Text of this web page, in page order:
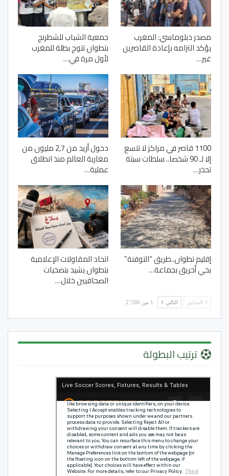
مصدر دبلوماسي: المغرب
يؤكد التزامه بإعادة القاصرين
غير…
جمعية الشباب للشطرنج
بتطوان تتوج بطلة للمغرب
لأول مرة في…
1100 قاصر في مراكز لا تتسع
إلا لـ 90 شخصا.. سلطات سبتة
تحذر…
دخول أزيد من 2,7 مليون من
مغاربة العالم منذ انطلاق
عملية…
إقليم تطوان..طريق “التوفنة”
بحي أحريق بجماعة…
اتحاد المقاولات الإعلامية
بتطوان يشيد بتضحيات
الصحافيين خلال…
السابق التالي 1 من 2٬200
ترتيب البطولة